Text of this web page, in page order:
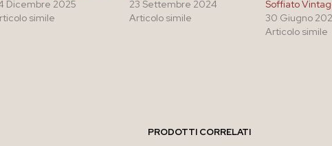
Dicembre 2025
simile
23 Settembre 2024
Articolo simile
Soffiato
30 Giugno
Articolo simile
PRODOTTI CORRELATI